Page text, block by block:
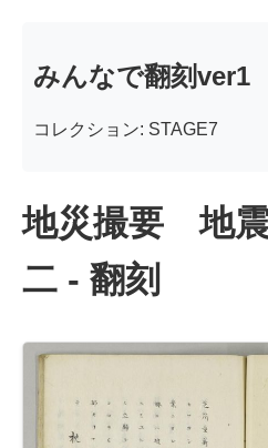
みんなで翻刻ver1
コレクション: STAGE7
地災撮要 地
二 - 翻刻